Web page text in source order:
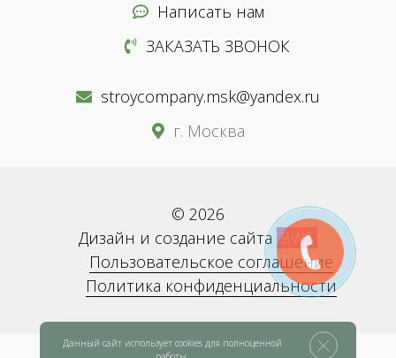
Написать нам
ЗАКАЗАТЬ ЗВОНОК
stroycompany.msk@yandex.ru
г. Москва
© 2026
Дизайн и создание сайта BWS
Пользовательское соглашение
Политика конфиденциальности
Данный сайт использует cookies для полноценной